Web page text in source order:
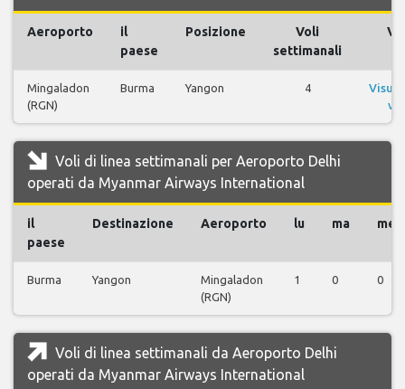
Aeroporto
il
paese
Posizione
Voli
settimanali
Mingaladon
(RGN)
Burma Yangon 4
Voli di linea settimanali per Aeroporto Delhi
operati da Myanmar Airways International
il
paese
Destinazione Aeroporto lu ma me
Burma Yangon
Mingaladon
(RGN)
1 0 0
Voli di linea settimanali da Aeroporto Delhi
operati da Myanmar Airways International